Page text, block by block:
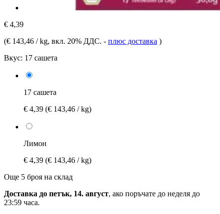
€ 4,39
(€ 143,46 / kg, вкл. 20% ДДС. - плюс доставка )
Вкус: 17 сашета
17 сашета
€ 4,39 (€ 143,46 / kg)
Лимон
€ 4,39 (€ 143,46 / kg)
Още 5 броя на склад
Доставка до петък, 14. август, ако поръчате до неделя до
23:59 часа.